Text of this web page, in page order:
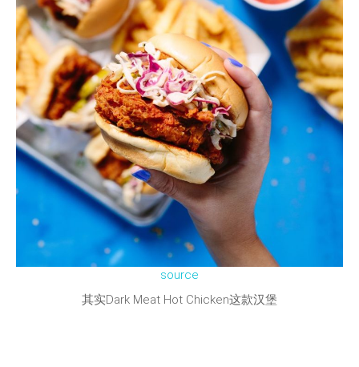
source
其实Dark Meat Hot Chicken这款汉堡